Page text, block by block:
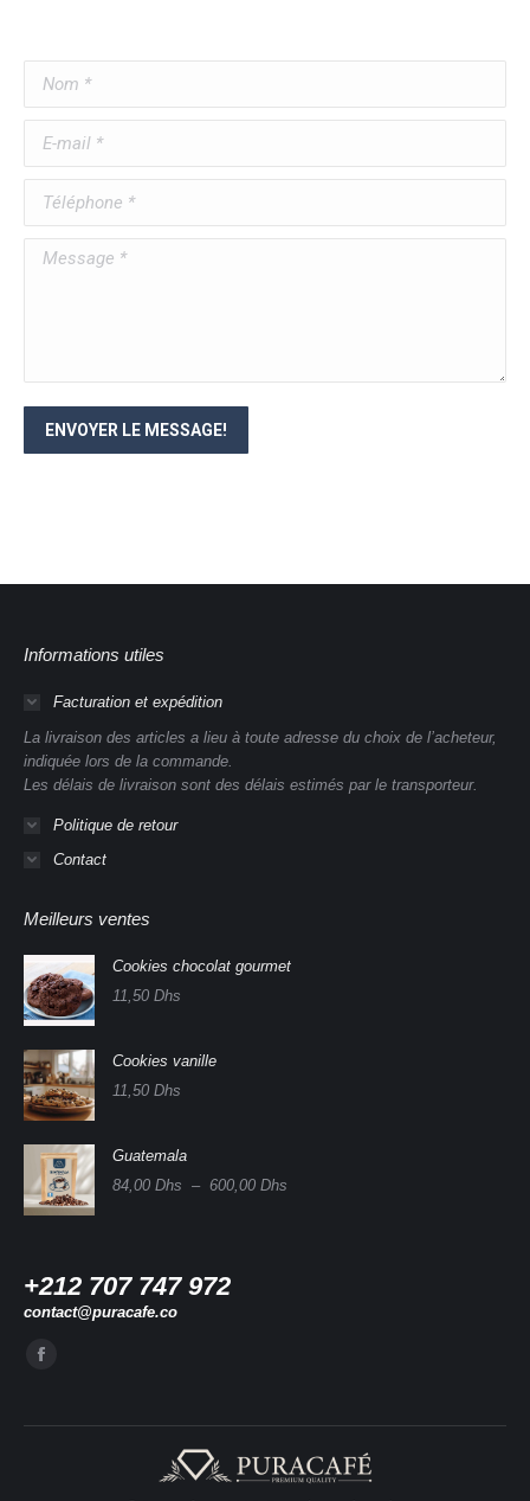
Nom *
E-mail *
Téléphone *
Message *
ENVOYER LE MESSAGE!
Informations utiles
Facturation et expédition
La livraison des articles a lieu à toute adresse du choix de l’acheteur,
indiquée lors de la commande.
Les délais de livraison sont des délais estimés par le transporteur.
Politique de retour
Contact
Meilleurs ventes
Cookies chocolat gourmet
11,50 Dhs
Cookies vanille
11,50 Dhs
Guatemala
84,00 Dhs – 600,00 Dhs
+212 707 747 972
contact@puracafe.co
Trouvez nous sur :
Facebook